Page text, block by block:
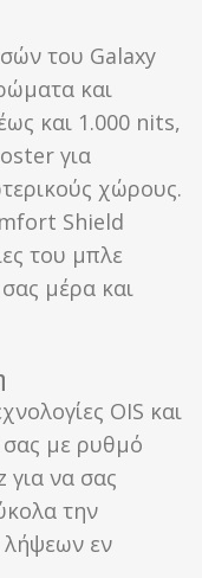
του Galaxy
και
και 1.000 nits,
για
χώρους.
Shield
του μπλε
μέρα και
OIS και
σας με ρυθμό
για να σας
την
λήψεων εν